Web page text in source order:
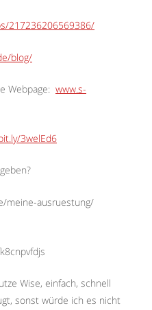
217236206569386/
blog/
Webpage: www.s-
3welEd6
meine-ausruestung/
Wise, einfach, schnell
sonst würde ich es nicht